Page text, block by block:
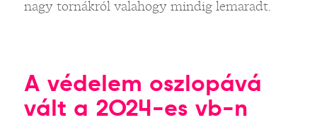
nagy tornákról valahogy mindig lemaradt.
A védelem oszlopává
vált a 2024-es vb-n